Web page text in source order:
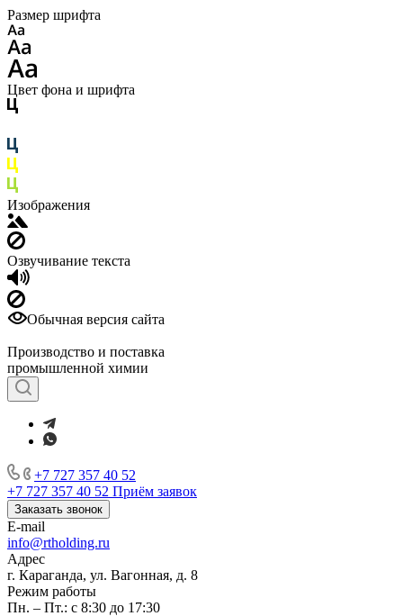
Размер шрифта
Цвет фона и шрифта
Изображения
Озвучивание текста
Обычная версия сайта
Производство и поставка
промышленной химии
+7 727 357 40 52
+7 727 357 40 52 Приём заявок
Заказать звонок
E-mail
info@rtholding.ru
Адрес
г. Караганда, ул. Вагонная, д. 8
Режим работы
Пн. – Пт.: с 8:30 до 17:30